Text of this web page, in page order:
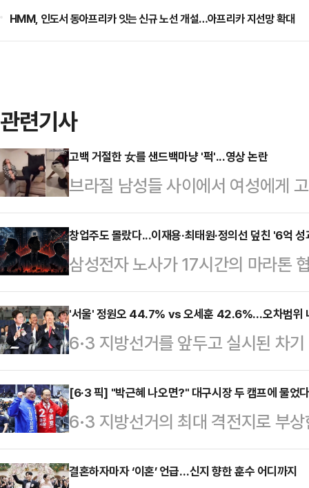
HMM, 인도서 동아프리카 잇는 신규 노선 개설…아프리카 지선망 확대
관련기사
고백 거절한 女를 샌드백마냥 '퍽'...영상 논란
브라질 남성들 사이에서 여성에게
습한다는 내용의 영상이 사회관계
일고 있다.10일(현지시간) 뉴욕포
고백을 거절할 경우를 대비한 훈련'
있다.영상 속 남성들은 샌드백을 때
기를 카메라에 겨누는 모습 등을 보
3월 8일 전후로 빠르게 확산된 것
장에서 고백을 거절…
창업주도 몰랐다...이재용·최태원·정의선 덮친 '6억
삼성전자 노사가 17시간의 마라톤
다. 오는 21일 총파업이 현실화될
째 파업이라는 가시밭길을 걷게 된
상상조차 못 했던 ‘순이익 30% 성
는 이미 ‘영업이익 10%, 상한 없는
이끄는 총수들이 선대가 단 한번도
히 서 있다."내 눈에 흙이 들어가도
주…
'서울' 정원오 44.7% vs 오세훈 42.6%…오차범위
6·3 지방선거를 앞두고 실시된 차
어민주당 예비후보가 44.7%, 오세
42.6%를 기록하며 오차범위 내 초
조사 전문기관 여론조사공정㈜이
100% ARS 방식으로 실시한 여론
보는 42.6%를 얻었다.두 후보 간
[6·3 픽] "박근혜 나오면?" 대구시장 두 캠프에 물었
6·3 지방선거의 최대 격전지로 부
일찌감치 대진표를 확정한 더불어
지율 격차가 오차범위 내로 좁혀지
결혼하자마자 ‘이혼’ 언급…신지 향한 훈수 어디까지